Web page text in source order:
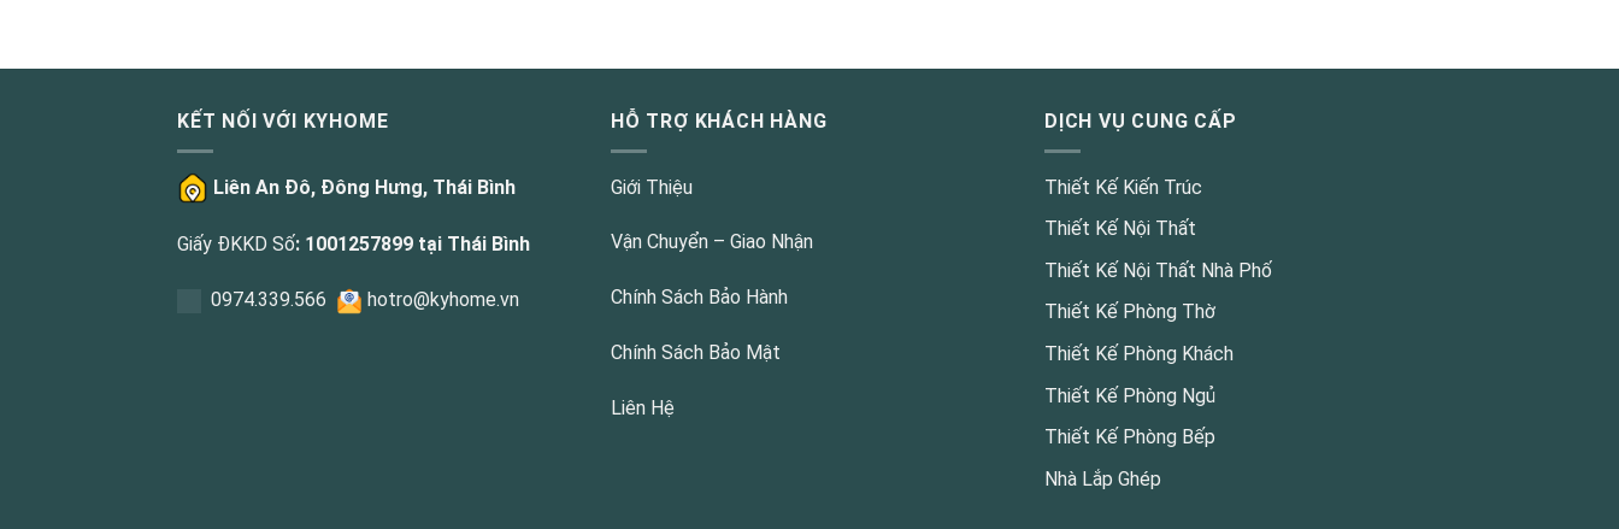
KẾT NỐI VỚI KYHOME
Liên An Đô, Đông Hưng, Thái Bình
Giấy ĐKKD Số: 1001257899 tại Thái Bình
0974.339.566 hotro@kyhome.vn
HỖ TRỢ KHÁCH HÀNG
Giới Thiệu
Vận Chuyển – Giao Nhận
Chính Sách Bảo Hành
Chính Sách Bảo Mật
Liên Hệ
DỊCH VỤ CUNG CẤP
Thiết Kế Kiến Trúc
Thiết Kế Nội Thất
Thiết Kế Nội Thất Nhà Phố
Thiết Kế Phòng Thờ
Thiết Kế Phòng Khách
Thiết Kế Phòng Ngủ
Thiết Kế Phòng Bếp
Nhà Lắp Ghép